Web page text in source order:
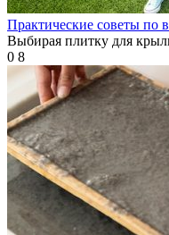
Практические советы по
Выбирая плитку для
0 8